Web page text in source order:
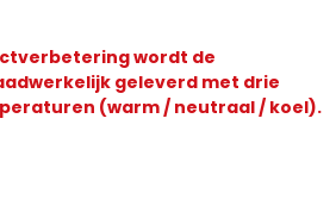
wordt de
geleverd met drie
(warm / neutraal / koel).